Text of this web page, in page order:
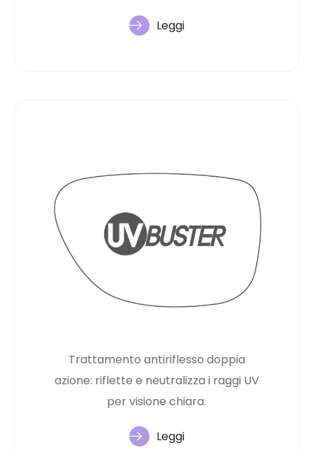
Leggi
Trattamento antiriflesso doppia
azione: riflette e neutralizza i raggi UV
per visione chiara.
Leggi